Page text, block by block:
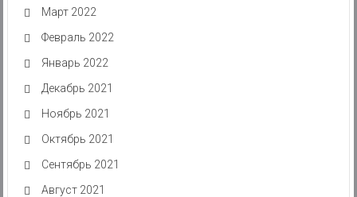
Март 2022
Февраль 2022
Январь 2022
Декабрь 2021
Ноябрь 2021
Октябрь 2021
Сентябрь 2021
Август 2021